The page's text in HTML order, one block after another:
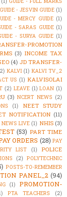
GUIDE - JESVIN GUIDE (1)
- MERCY GUIDE (1)
- SARAS GUIDE (1)
- SURYA GUIDE (1)
PROMOTION
(3) INCOME TAX
(4) JD TRANSFER-
KALVI (1) KALVI TV_2
US (1) KALVISOLAI
(2) LEAVE (1) LOAN (1)
(3) NCERT NEWS (2)
(1)
NEET STUDY
NOTIFICATION (11)
NEWS LIVE (1) NHIS (3)
(53) PART TIME
ORDERS (28) PAY
LIST (1)
POLICE
(2) POLYTECHNIC
POSTS-TO-REMEMBER
PANEL_2 (94)
(1)
PROMOTION-
PTA TEACHERS
(2)